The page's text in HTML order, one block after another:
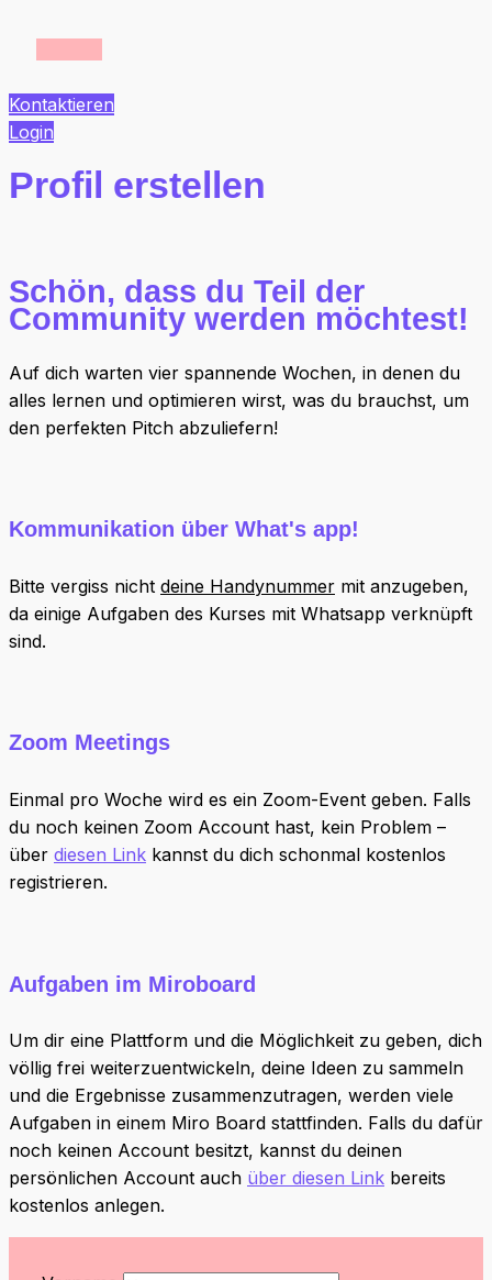
Kontaktieren
Login
Profil erstellen
Schön, dass du Teil der
Community werden möchtest!
Auf dich warten vier spannende Wochen, in denen du
alles lernen und optimieren wirst, was du brauchst, um
den perfekten Pitch abzuliefern!
Kommunikation über What's app!
Bitte vergiss nicht deine Handynummer mit anzugeben,
da einige Aufgaben des Kurses mit Whatsapp verknüpft
sind.
Zoom Meetings
Einmal pro Woche wird es ein Zoom-Event geben. Falls
du noch keinen Zoom Account hast, kein Problem –
über diesen Link kannst du dich schonmal kostenlos
registrieren.
Aufgaben im Miroboard
Um dir eine Plattform und die Möglichkeit zu geben, dich
völlig frei weiterzuentwickeln, deine Ideen zu sammeln
und die Ergebnisse zusammenzutragen, werden viele
Aufgaben in einem Miro Board stattfinden. Falls du dafür
noch keinen Account besitzt, kannst du deinen
persönlichen Account auch über diesen Link bereits
kostenlos anlegen.